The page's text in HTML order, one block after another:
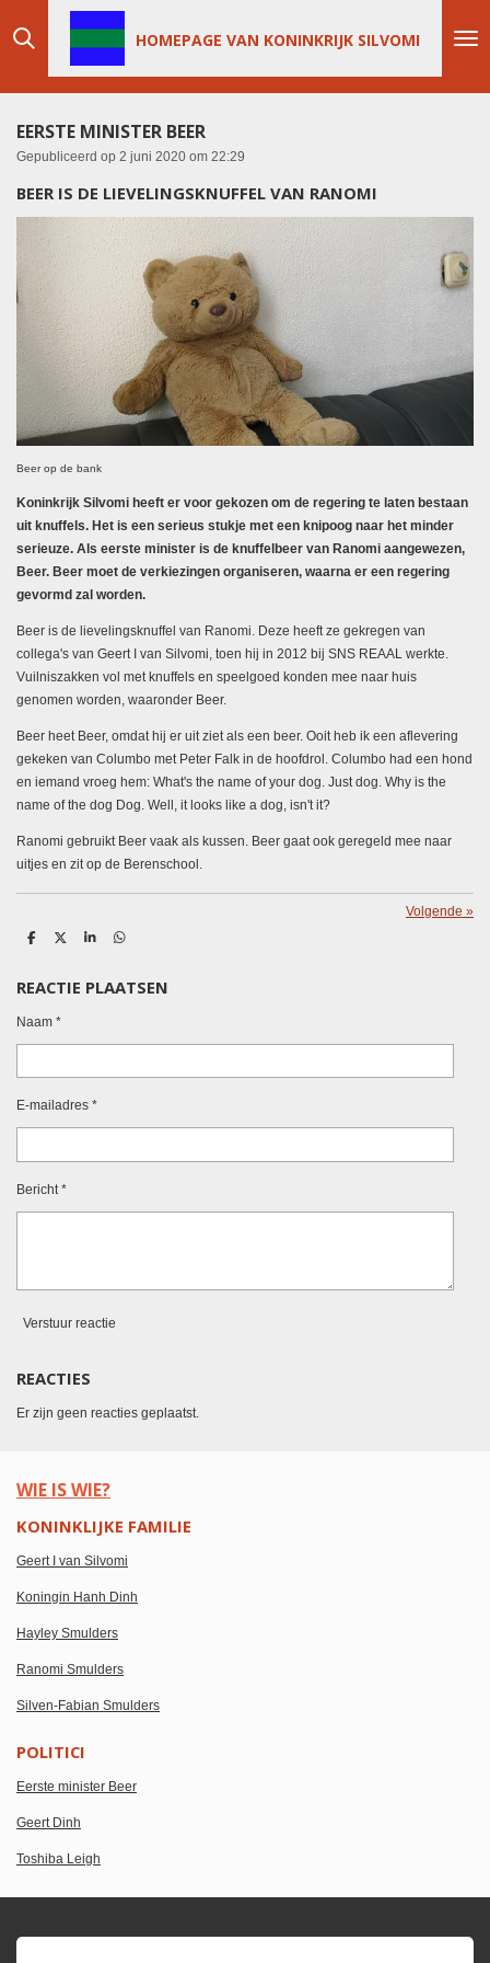
direct
de
HOMEPAGE VAN KONINKRIJK SILVOMI
EERSTE MINISTER BEER
Gepubliceerd op 2 juni 2020 om 22:29
BEER IS DE LIEVELINGSKNUFFEL VAN RANOMI
Beer op de bank
Koninkrijk Silvomi heeft er voor gekozen om de regering te laten bestaan
uit knuffels. Het is een serieus stukje met een knipoog naar het minder
serieuze. Als eerste minister is de knuffelbeer van Ranomi aangewezen,
Beer. Beer moet de verkiezingen organiseren, waarna er een regering
gevormd zal worden.
Beer is de lievelingsknuffel van Ranomi. Deze heeft ze gekregen van
collega's van Geert I van Silvomi, toen hij in 2012 bij SNS REAAL werkte.
Vuilniszakken vol met knuffels en speelgoed konden mee naar huis
genomen worden, waaronder Beer.
Beer heet Beer, omdat hij er uit ziet als een beer. Ooit heb ik een aflevering
gekeken van Columbo met Peter Falk in de hoofdrol. Columbo had een hond
en iemand vroeg hem: What's the name of your dog. Just dog. Why is the
name of the dog Dog. Well, it looks like a dog, isn't it?
Ranomi gebruikt Beer vaak als kussen. Beer gaat ook geregeld mee naar
uitjes en zit op de Berenschool.
Volgende »
D
e
n
D
l
S
r
e
D
e
n
REACTIE PLAATSEN
Naam *
E-mailadres *
Bericht *
Verstuur reactie
REACTIES
Er zijn geen reacties geplaatst.
WIE IS WIE?
KONINKLIJKE FAMILIE
Geert I van Silvomi
Koningin Hanh Dinh
Hayley Smulders
Ranomi Smulders
Silven-Fabian Smulders
POLITICI
Eerste minister Beer
Geert Dinh
Toshiba Leigh